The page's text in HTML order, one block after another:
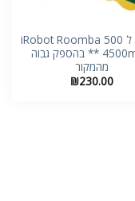
סוללה ל iRobot Roomba 500
4500mAh ** בהספק גבוה
מהמקור
₪230.00